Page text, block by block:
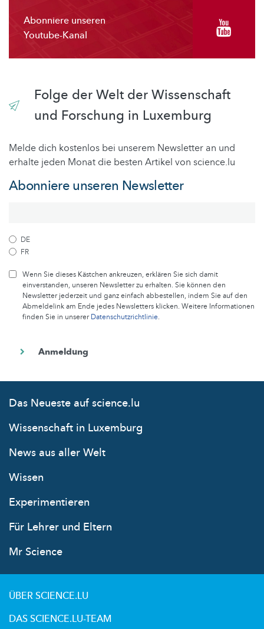
Abonniere unseren
Youtube-Kanal
Folge der Welt der Wissenschaft
und Forschung in Luxemburg
Melde dich kostenlos bei unserem Newsletter an und
erhalte jeden Monat die besten Artikel von science.lu
Abonniere unseren Newsletter
DE
FR
Wenn Sie dieses Kästchen ankreuzen, erklären Sie sich damit
einverstanden, unseren Newsletter zu erhalten. Sie können den
Newsletter jederzeit und ganz einfach abbestellen, indem Sie auf den
Abmeldelink am Ende jedes Newsletters klicken. Weitere Informationen
finden Sie in unsererDatenschutzrichtlinie.
Das Neueste auf science.lu
Wissenschaft in Luxemburg
News aus aller Welt
Wissen
Experimentieren
Für Lehrer und Eltern
Mr Science
ÜBER SCIENCE.LU
DAS SCIENCE.LU-TEAM